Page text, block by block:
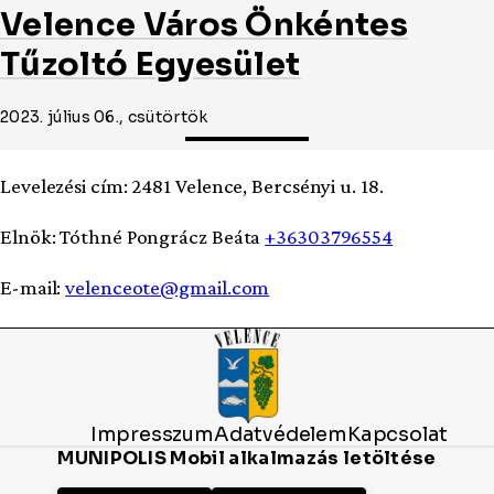
Velence Város Önkéntes
Tűzoltó Egyesület
2023. július 06., csütörtök
Levelezési cím: 2481 Velence, Bercsényi u. 18.
Elnök: Tóthné Pongrácz Beáta+36303796554
E-mail:velenceote@gmail.com
ImpresszumAdatvédelemKapcsolat
MUNIPOLIS Mobil alkalmazás letöltése